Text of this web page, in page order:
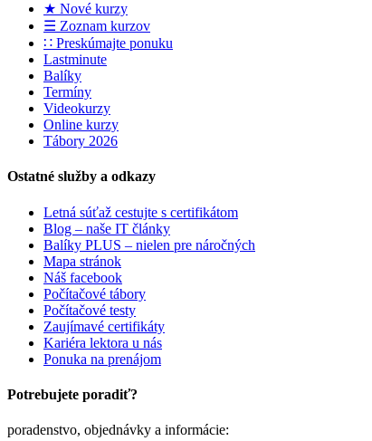
★ Nové kurzy
☰ Zoznam kurzov
∷ Preskúmajte ponuku
Lastminute
Balíky
Termíny
Videokurzy
Online kurzy
Tábory 2026
Ostatné služby a odkazy
Letná súťaž cestujte s certifikátom
Blog – naše IT články
Balíky PLUS – nielen pre náročných
Mapa stránok
Náš facebook
Počítačové tábory
Počítačové testy
Zaujímavé certifikáty
Kariéra lektora u nás
Ponuka na prenájom
Potrebujete poradiť?
poradenstvo, objednávky a informácie: